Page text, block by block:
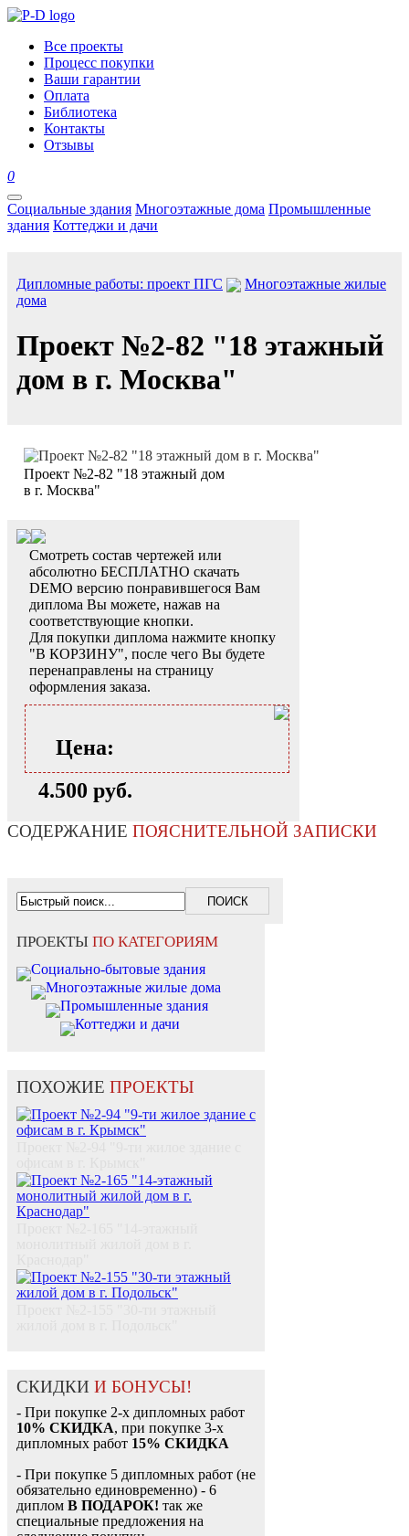
Все проекты
Процесс покупки
Ваши гарантии
Оплата
Библиотека
Контакты
Отзывы
0
Социальные здания Многоэтажные дома Промышленные
здания Коттеджи и дачи
Дипломные работы: проект ПГС
Многоэтажные жилые
дома
Проект №2-82 "18 этажный
дом в г. Москва"
Проект №2-82 "18 этажный дом
в г. Москва"
Смотреть состав чертежей или
абсолютно БЕСПЛАТНО скачать
DEMO версию понравившегося Вам
диплома Вы можете, нажав на
соответствующие кнопки.
Для покупки диплома нажмите кнопку
"В КОРЗИНУ", после чего Вы будете
перенаправлены на страницу
оформления заказа.
Цена:
4.500 руб.
СОДЕРЖАНИЕ ПОЯСНИТЕЛЬНОЙ ЗАПИСКИ
ПРОЕКТЫ ПО КАТЕГОРИЯМ
Социально-бытовые здания
Многоэтажные жилые дома
Промышленные здания
Коттеджи и дачи
ПОХОЖИЕ ПРОЕКТЫ
СКИДКИ И БОНУСЫ!
- При покупке 2-х дипломных работ
10% СКИДКА, при покупке 3-х
дипломных работ 15% СКИДКА
- При покупке 5 дипломных работ (не
обязательно единовременно) - 6
диплом В ПОДАРОК! так же
специальные предложения на